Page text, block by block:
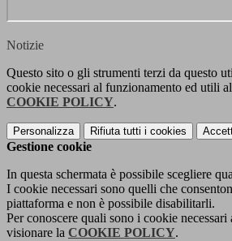
Notizie
Questo sito o gli strumenti terzi da questo
cookie necessari al funzionamento ed utili
COOKIE POLICY.
Personalizza Rifiuta tutti i cookies
Gestione cookie
In questa schermata è possibile scegliere
I cookie necessari sono quelli che
piattaforma e non è possibile disabilitarli.
Per conoscere quali sono i cookie
visionare la COOKIE POLICY.